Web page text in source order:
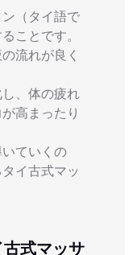
（タイ語で
ことです。
流れが良く
、体の疲れ
高まったり
ていくの
イ古式マッ
式マッサ